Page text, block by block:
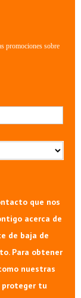
promociones sobre
que nos
acerca de
de baja de
Para obtener
nuestras
proteger tu